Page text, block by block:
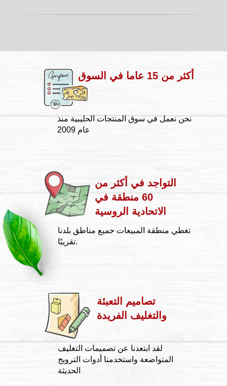
أكثر من 15 عاما في السوق
نحن نعمل في سوق المنتجات الحليبية منذ
عام 2009
تصاميم التعبئة
والتغليف الفريدة
لقد ابتعدنا عن تصميمات التغليف
المتواضعة واستخدمنا أدوات الترويج
الحديثة
التواجد في أكثر من
60 منطقة في
الاتحادية الروسية
تغطي منطقة المبيعات جميع مناطق بلدنا
تقريبًا.